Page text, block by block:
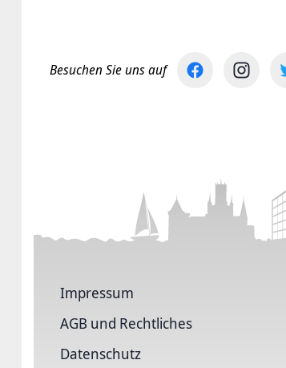
Besuchen Sie uns auf
Impressum
AGB und Rechtliches
Datenschutz